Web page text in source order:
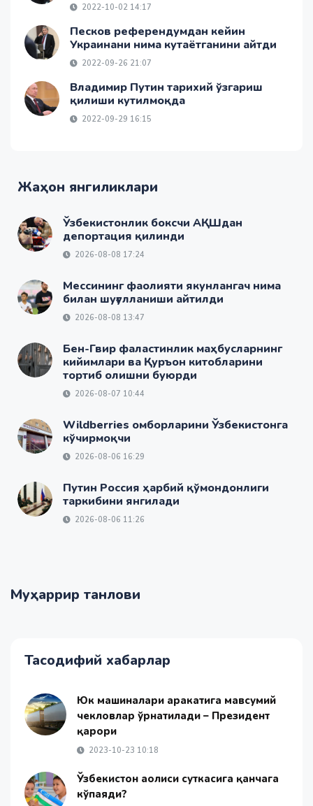
2022-10-02 14:17
Песков референдумдан кейин
Украинани нима кутаётганини айтди
2022-09-26 21:07
Владимир Путин тарихий ўзгариш
қилиши кутилмоқда
2022-09-29 16:15
Жаҳон янгиликлари
Ўзбекистонлик боксчи АҚШдан
депортация қилинди
2026-08-08 17:24
Мессининг фаолияти якунлангач нима
билан шуғулланиши айтилди
2026-08-08 13:47
Бен-Гвир фаластинлик маҳбусларнинг
кийимлари ва Қуръон китобларини
тортиб олишни буюрди
2026-08-07 10:44
Wildberries омборларини Ўзбекистонга
кўчирмоқчи
2026-08-06 16:29
Путин Россия ҳарбий қўмондонлиги
таркибини янгилади
2026-08-06 11:26
Муҳаррир танлови
Тасодифий хабарлар
Юк машиналари ҳаракатига мавсумий
чекловлар ўрнатилади – Президент
қарори
2023-10-23 10:18
Ўзбекистон аҳолиси суткасига қанчага
кўпаяди?